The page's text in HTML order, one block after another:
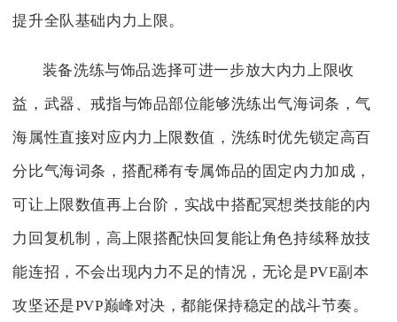
提升全队基础内力上限。
装备洗练与饰品选择可进一步放大内力上限收
益，武器、戒指与饰品部位能够洗练出气海词条，气
海属性直接对应内力上限数值，洗练时优先锁定高百
分比气海词条，搭配稀有专属饰品的固定内力加成，
可让上限数值再上台阶，实战中搭配冥想类技能的内
力回复机制，高上限搭配快回复能让角色持续释放技
能连招，不会出现内力不足的情况，无论是PVE副本
攻坚还是PVP巅峰对决，都能保持稳定的战斗节奏。